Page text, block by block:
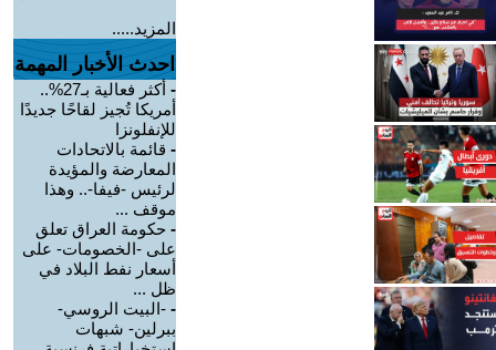
المزيد.....
احدث الأخبار المهمة
-
أكثر فعالية بـ27%..
أمريكا تُجيز لقاحًا جديدًا
للإنفلونزا
- قائمة بالاتحادات
المعارضة والمؤيدة
لرئيس -فيفا-.. وهذا
موقف ...
- حكومة العراق تعلق
على -الخصومات- على
أسعار نفط البلاد في
ظل ...
- -البيت الروسي-
ببرلين- شبهات